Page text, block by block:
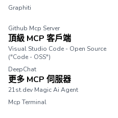
Graphiti
Github Mcp Server
頂級 MCP 客戶端
Visual Studio Code - Open Source
("Code - OSS")
DeepChat
更多 MCP 伺服器
21st.dev Magic Ai Agent
Mcp Terminal